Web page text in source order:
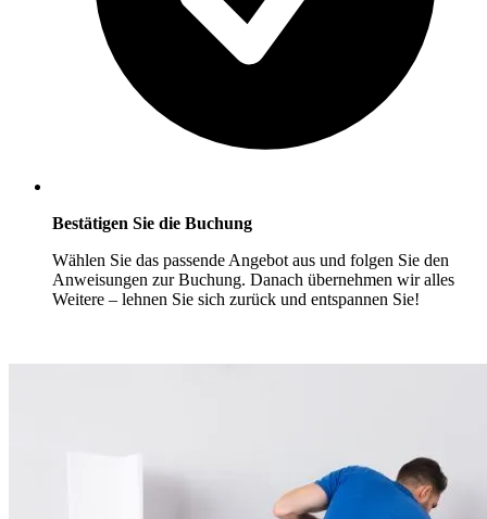
Bestätigen Sie die Buchung
Wählen Sie das passende Angebot aus und folgen Sie den
Anweisungen zur Buchung. Danach übernehmen wir alles
Weitere – lehnen Sie sich zurück und entspannen Sie!